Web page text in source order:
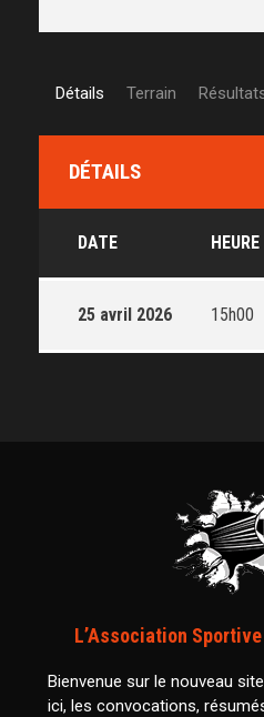
Détails Terrain
DÉTAILS
DATE HEURE
25 avril 2026 15h00
L’Association
Bienvenue sur le nouveau
ici, les convocations,